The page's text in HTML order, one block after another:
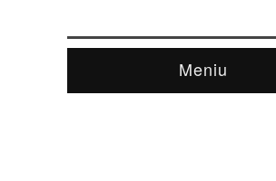
Meniu